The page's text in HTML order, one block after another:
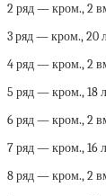
2 ряд — кром., 2
3 ряд — кром., 20
4 ряд — кром., 2
5 ряд — кром., 18
6 ряд — кром., 2
7 ряд — кром., 16
8 ряд — кром., 2